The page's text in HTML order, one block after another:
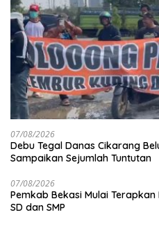
07/08/2026
Debu Tegal Danas Cikarang
Sampaikan Sejumlah Tuntutan
07/08/2026
Pemkab Bekasi Mulai
SD dan SMP